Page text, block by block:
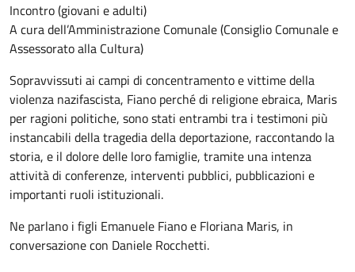
Incontro (giovani e adulti)
A cura dell’Amministrazione Comunale (Consiglio Comunale e
Assessorato alla Cultura)
Sopravvissuti ai campi di concentramento e vittime della
violenza nazifascista, Fiano perché di religione ebraica, Maris
per ragioni politiche, sono stati entrambi tra i testimoni più
instancabili della tragedia della deportazione, raccontando la
storia, e il dolore delle loro famiglie, tramite una intenza
attività di conferenze, interventi pubblici, pubblicazioni e
importanti ruoli istituzionali.
Ne parlano i figli Emanuele Fiano e Floriana Maris, in
conversazione con Daniele Rocchetti.